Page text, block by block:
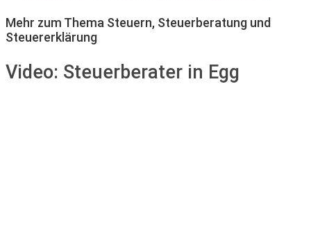
Mehr zum Thema Steuern, Steuerberatung und
Steuererklärung
Video: Steuerberater in Egg